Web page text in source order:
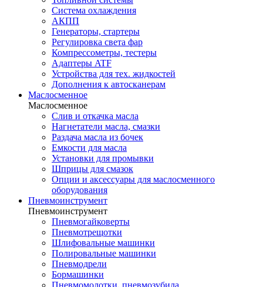
Система охлаждения
АКПП
Генераторы, стартеры
Регулировка света фар
Компрессометры, тестеры
Адаптеры ATF
Устройства для тех. жидкостей
Дополнения к автосканерам
Маслосменное
Маслосменное
Слив и откачка масла
Нагнетатели масла, смазки
Раздача масла из бочек
Емкости для масла
Установки для промывки
Шприцы для смазок
Опции и аксессуары для маслосменного
оборудования
Пневмоинструмент
Пневмоинструмент
Пневмогайковерты
Пневмотрещотки
Шлифовальные машинки
Полировальные машинки
Пневмодрели
Бормашинки
Пневмомолотки, пневмозубила